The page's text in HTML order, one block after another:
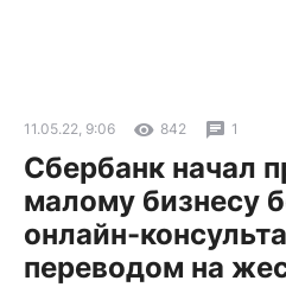
11.05.22, 9:06 842 1
Сбербанк начал
малому бизнесу
онлайн-
переводом на